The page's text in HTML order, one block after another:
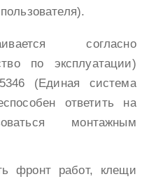
согласно
по эксплуатации)
(Единая система
ответить на
монтажным
фронт работ, клещи